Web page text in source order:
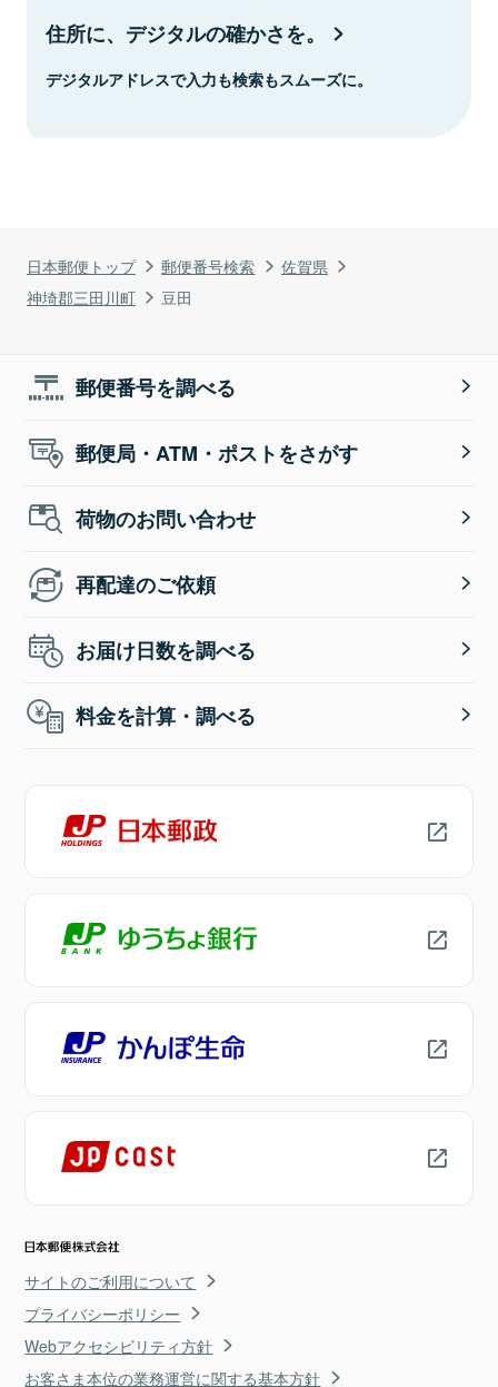
日本郵便トップ 郵便番号検索
佐賀県
神埼郡三田川町
豆田
住所に、デジタルの確かさを。
デジタルアドレスで入力も検索もスムーズに。
郵便番号を調べる
郵便局・ATM・ポストをさがす
荷物のお問い合わせ
再配達のご依頼
お届け日数を調べる
料金を計算・調べる
サイトのご利用について
プライバシーポリシー
Webアクセシビリティ方針
お客さま本位の業務運営に関する基本方針